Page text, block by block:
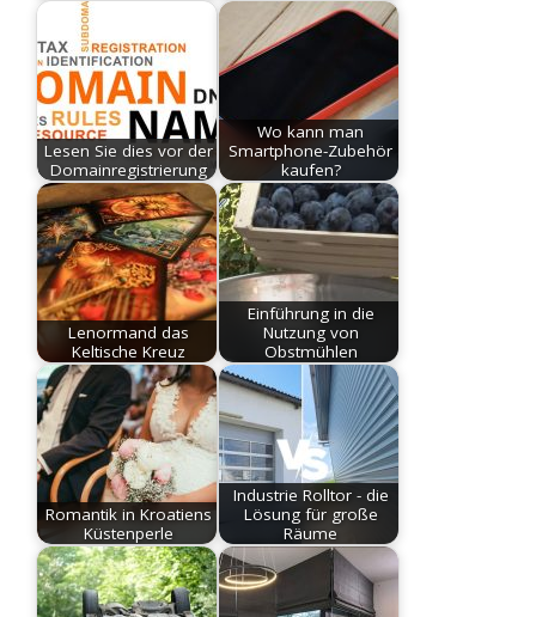
Lesen Sie dies vor der
Domainregistrierung
Wo kann man
Smartphone-Zubehör
kaufen?
Lenormand das
Keltische Kreuz
Einführung in die
Nutzung von
Obstmühlen
Romantik in Kroatiens
Küstenperle
Industrie Rolltor - die
Lösung für große
Räume